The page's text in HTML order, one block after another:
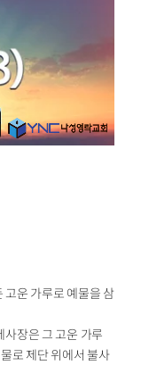
고운 가루로 예물을 삼
장은 그 고운 가루
로 제단 위에서 불사